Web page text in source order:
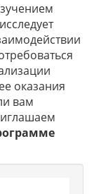
оказания
вам